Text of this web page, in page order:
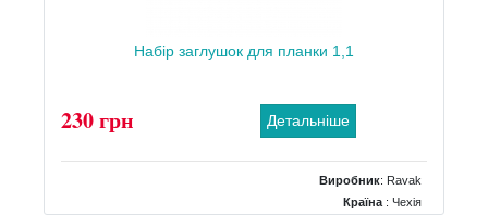
Набір заглушок для планки 1,1
230 грн Детальніше
Виробник: Ravak
Країна : Чехія